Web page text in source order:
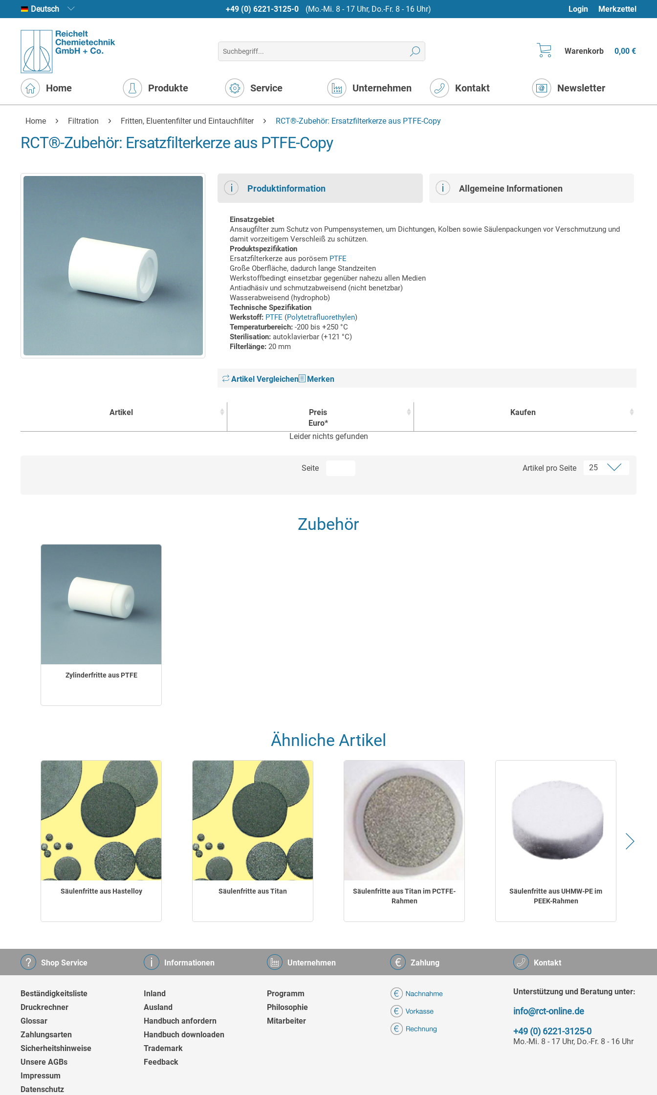
Deutsch +49 (0) 6221-3125-0 (Mo.-Mi. 8 - 17 Uhr, Do.-Fr. 8 - 16 Uhr) Login Merkzettel
Warenkorb 0,00 €
Home Produkte Service Unternehmen Kontakt Newsletter
Home Filtration Fritten, Eluentenfilter und Eintauchfilter RCT®-Zubehör: Ersatzfilterkerze aus PTFE-Copy
RCT®-Zubehör: Ersatzfilterkerze aus PTFE-Copy
Produktinformation Allgemeine Informationen
Einsatzgebiet
Ansaugfilter zum Schutz von Pumpensystemen, um Dichtungen, Kolben sowie Säulenpackungen vor Verschmutzung und
damit vorzeitigem Verschleiß zu schützen.
Produktspezifikation
Ersatzfilterkerze aus porösem PTFE
Große Oberfläche, dadurch lange Standzeiten
Werkstoffbedingt einsetzbar gegenüber nahezu allen Medien
Antiadhäsiv und schmutzabweisend (nicht benetzbar)
Wasserabweisend (hydrophob)
Technische Spezifikation
Werkstoff: PTFE (Polytetrafluorethylen)
Temperaturbereich: -200 bis +250 °C
Sterilisation: autoklavierbar (+121 °C)
Filterlänge: 20 mm
Artikel Vergleichen Merken
Artikel
Preis
Euro*
Kaufen
Preis
Leider nichts gefunden
Seite Artikel pro Seite
Zubehör
Zylinderfritte aus PTFE
Ähnliche Artikel
Säulenfritte aus Hastelloy Säulenfritte aus Titan
Säulenfritte aus Titan im PCTFE-
Rahmen
Säulenfritte aus UHMW-PE im
PEEK-Rahmen
Kontakt
Unterstützung und Beratung unter:
info@rct-online.de
+49 (0) 6221-3125-0
Mo.-Mi. 8 - 17 Uhr, Do.-Fr. 8 - 16 Uhr
Shop Service
Beständigkeitsliste
Druckrechner
Glossar
Zahlungsarten
Sicherheitshinweise
Unsere AGBs
Impressum
Datenschutz
Informationen
Inland
Ausland
Handbuch anfordern
Handbuch downloaden
Trademark
Feedback
Unternehmen
Programm
Philosophie
Mitarbeiter
Zahlung